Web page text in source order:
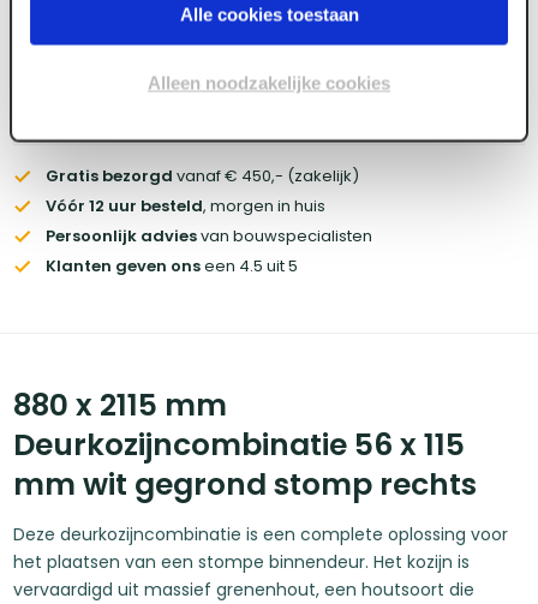
Alle cookies toestaan
Alleen noodzakelijke cookies
Wil je de scherpste prijs? Meld je aan voor een
account
Gratis bezorgd vanaf € 450,- (zakelijk)
Vóór 12 uur besteld, morgen in huis
Persoonlijk adviesvan bouwspecialisten
Klanten geven onseen 4.5 uit 5
880 x 2115 mm
Deurkozijncombinatie 56 x 115
mm wit gegrond stomp rechts
Deze deurkozijncombinatie is een complete oplossing voor
het plaatsen van een stompe binnendeur. Het kozijn is
vervaardigd uit massief grenenhout, een houtsoort die